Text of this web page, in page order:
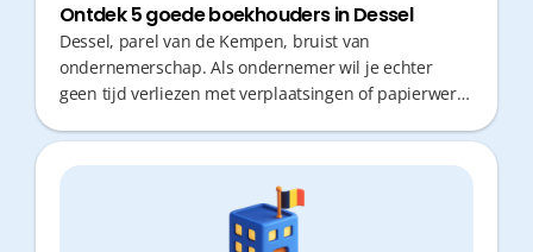
Ontdek 5 goede boekhouders in Dessel
Dessel, parel van de Kempen, bruist van
ondernemerschap. Als ondernemer wil je echter
geen tijd verliezen met verplaatsingen of papierwerk.
ook proactief fiscaal advies en snelle responstijden.
De juiste keuze maakt het verschil tussen
administratieve chaos en gemoedsrust.